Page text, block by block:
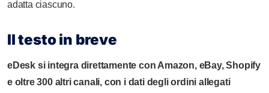
adatta ciascuno.
Il testo in breve
eDesk si integra direttamente con Amazon, eBay, Shopify
e oltre 300 altri canali, con i dati degli ordini allegati